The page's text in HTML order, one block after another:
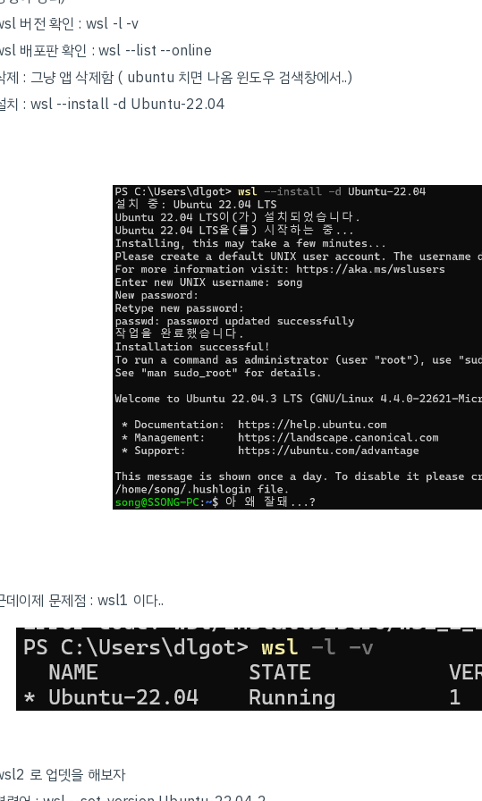
버전 확인 : wsl -l -v
배포판 확인 : wsl --list --online
제 : 그냥 앱 삭제함 ( ubuntu 치면 나옴 윈도우 검색창에서..)
치 : wsl --install -d Ubuntu-22.04
데이제 문제점 : wsl1 이다..
로 업뎃을 해보자